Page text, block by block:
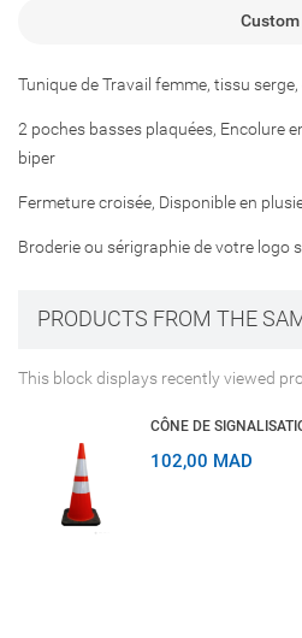
Custom
Tunique de Travail femme, tissu
2 poches basses plaquées, Encolure
biper
Fermeture croisée, Disponible en
Broderie ou sérigraphie de votre logo
PRODUCTS FROM THE
This block displays recently viewed
CÔNE DE
102,00 MAD